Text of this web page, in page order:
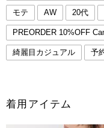
モテ AW 20代
PREORDER 10%OFF
綺麗目カジュアル 予
着用アイテム